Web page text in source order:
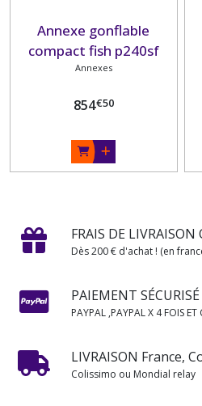
Annexe gonflable
compact fish p240sf
vertPLASTIMO
Annexes
854€50
FRAIS DE LIVRAISON
Dès 200 € d'achat ! (en
PAIEMENT SÉCURISÉ
PAYPAL ,PAYPAL X 4 FOIS ET
LIVRAISON France,
Colissimo ou Mondial relay